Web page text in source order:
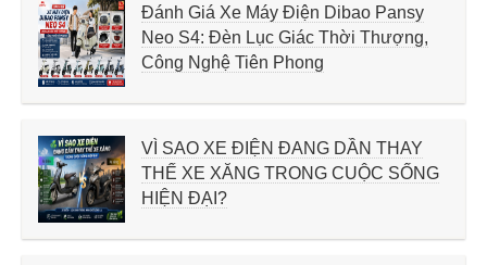
Đánh Giá Xe Máy Điện Dibao Pansy
Neo S4: Đèn Lục Giác Thời Thượng,
Công Nghệ Tiên Phong
VÌ SAO XE ĐIỆN ĐANG DẦN THAY
THẾ XE XĂNG TRONG CUỘC SỐNG
HIỆN ĐẠI?